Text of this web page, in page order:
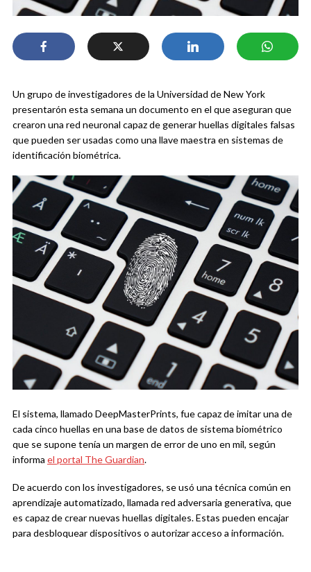
Un grupo de investigadores de la Universidad de New York
presentarón esta semana un documento en el que aseguran que
crearon una red neuronal capaz de generar huellas digitales falsas
que pueden ser usadas como una llave maestra en sistemas de
identificación biométrica.
El sistema, llamado DeepMasterPrints, fue capaz de imitar una de
cada cinco huellas en una base de datos de sistema biométrico
que se supone tenía un margen de error de uno en mil, según
informa el portal The Guardian.
De acuerdo con los investigadores, se usó una técnica común en
aprendizaje automatizado, llamada red adversaria generativa, que
es capaz de crear nuevas huellas digitales. Estas pueden encajar
para desbloquear dispositivos o autorizar acceso a información.